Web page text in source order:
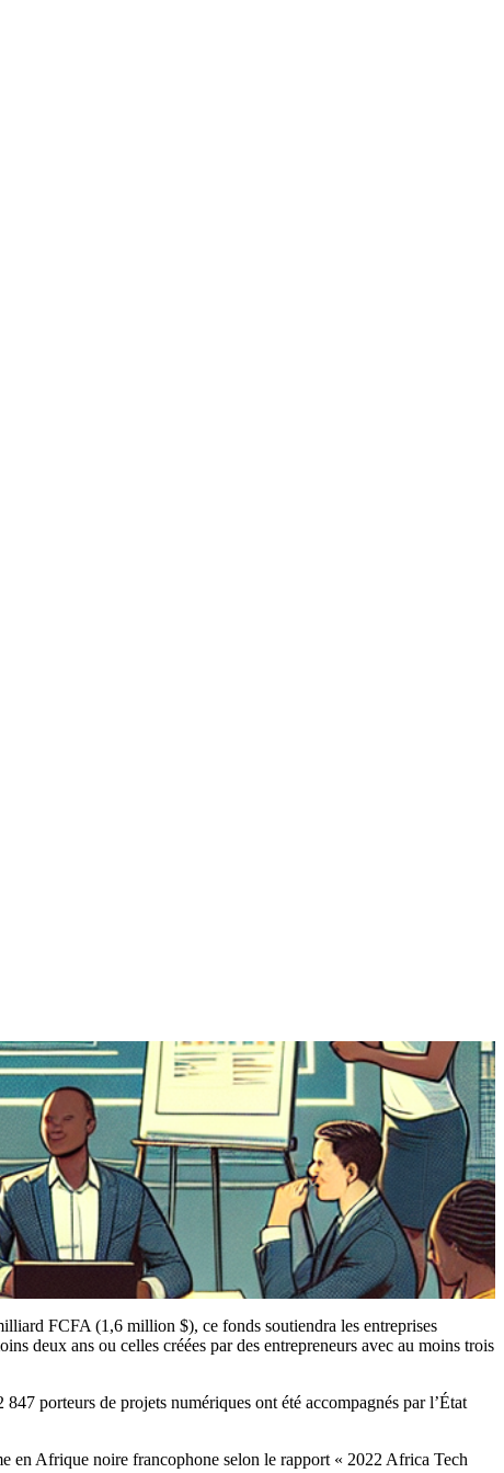
FCFA (1,6 million $), ce fonds soutiendra les entreprises
deux ans ou celles créées par des entrepreneurs avec au moins trois
porteurs de projets numériques ont été accompagnés par l’État
en Afrique noire francophone selon le rapport « 2022 Africa Tech